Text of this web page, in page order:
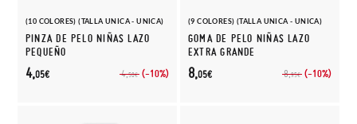
(10 COLORES) (TALLA UNICA - UNICA)
PINZA DE PELO NIÑAS LAZO
PEQUEÑO
4,50€ (-10%)
4,05€
(9 COLORES) (TALLA UNICA - UNICA)
GOMA DE PELO NIÑAS LAZO
EXTRA GRANDE
8,95€ (-10%)
8,05€